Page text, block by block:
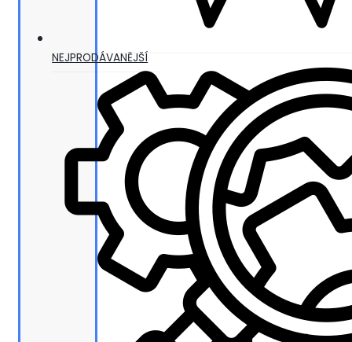
NEJPRODÁVANĚJŠÍ